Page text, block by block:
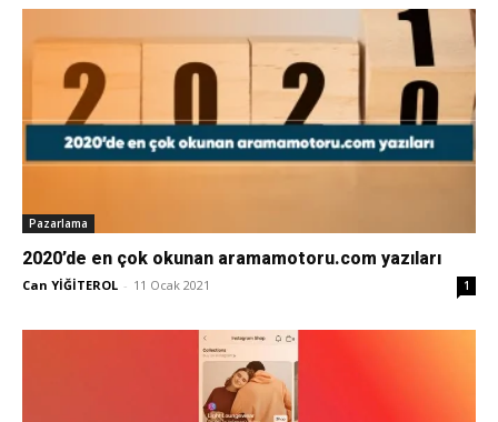
Pazarlama
2020’de en çok okunan aramamotoru.com yazıları
Can YİĞİTEROL - 11 Ocak 2021 1